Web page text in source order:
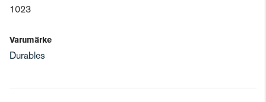
1023
Varumärke
Durables